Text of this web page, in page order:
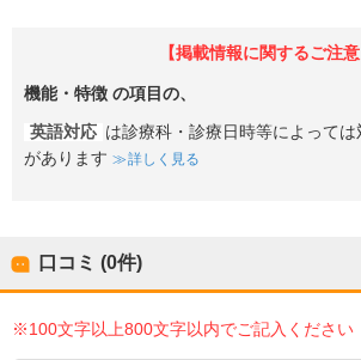
【掲載情報に関するご注意
機能・特徴 の項目の、
英語対応 は診療科・診療日時等によって
があります
詳しく見る
口コミ (0件)
※100文字以上800文字以内でご記入ください